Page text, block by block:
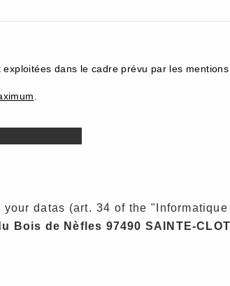
dans le cadre prévu par les
datas (art. 34 of the
Bois de Nèfles 97490 SAINTE-